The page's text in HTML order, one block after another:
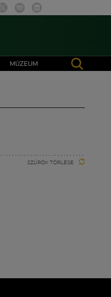
MÚZEUM
SZŰRŐK TÖRLÉSE